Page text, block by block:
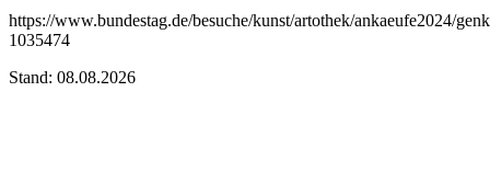
https://www.bundestag.de/besuche/kunst/artothek/ankaeufe2024/
1035474
Stand: 08.08.2026